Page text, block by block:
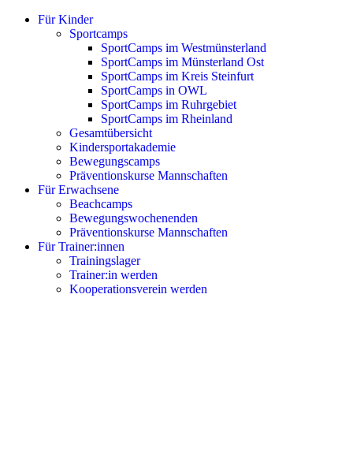
Für Kinder
Sportcamps
SportCamps im Westmünsterland
SportCamps im Münsterland Ost
SportCamps im Kreis Steinfurt
SportCamps in OWL
SportCamps im Ruhrgebiet
SportCamps im Rheinland
Gesamtübersicht
Kindersportakademie
Bewegungscamps
Präventionskurse Mannschaften
Für Erwachsene
Beachcamps
Bewegungswochenenden
Präventionskurse Mannschaften
Für Trainer:innen
Trainingslager
Trainer:in werden
Kooperationsverein werden